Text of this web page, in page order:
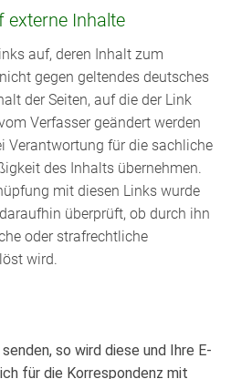
externe Inhalte
auf, deren Inhalt zum
gegen geltendes deutsches
der Seiten, auf die der Link
Verfasser geändert werden
Verantwortung für die sachliche
des Inhalts übernehmen.
mit diesen Links wurde
überprüft, ob durch ihn
oder strafrechtliche
wird.
so wird diese und Ihre E-
für die Korrespondenz mit